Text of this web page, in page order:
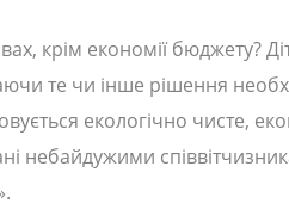
крім економії бюджету?
те чи інше рішення
екологічно чисте,
небайдужими